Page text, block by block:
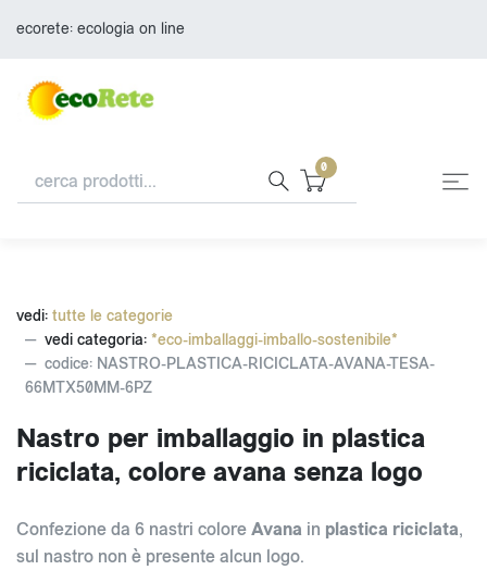
ecorete: ecologia on line
0
vedi: tutte le categorie
vedi categoria: *eco-imballaggi-imballo-sostenibile*
codice: NASTRO-PLASTICA-RICICLATA-AVANA-TESA-
66MTX50MM-6PZ
Nastro per imballaggio in plastica
riciclata, colore avana senza logo
Confezione da 6 nastri coloreAvana in plastica riciclata,
sul nastro non è presente alcun logo.